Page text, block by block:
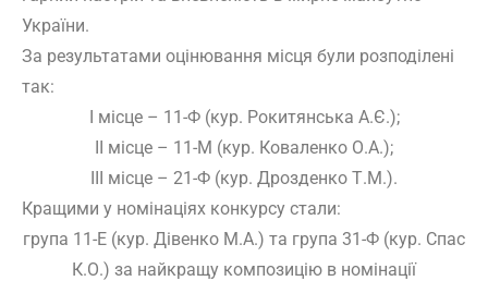
України.
За результатами оцінювання місця були розподілені
так:
І місце – 11-Ф (кур. Рокитянська А.Є.);
ІІ місце – 11-М (кур. Коваленко О.А.);
ІІІ місце – 21-Ф (кур. Дрозденко Т.М.).
Кращими у номінаціях конкурсу стали:
група 11-Е (кур. Дівенко М.А.) та група 31-Ф (кур. Спас
К.О.) за найкращу композицію в номінації